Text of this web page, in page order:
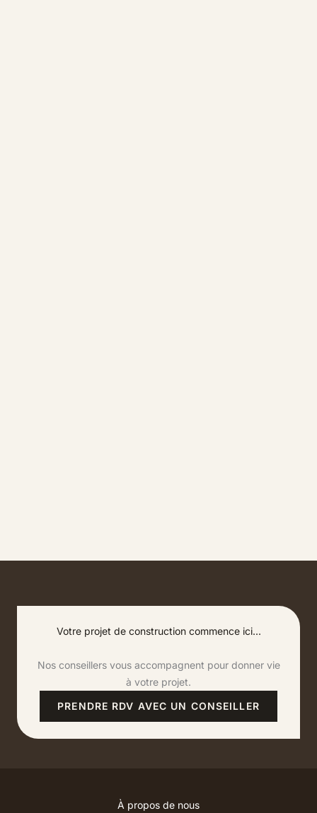
Votre projet de construction commence ici...
Nos conseillers vous accompagnent pour donner vie
à votre projet.
PRENDRE RDV AVEC UN CONSEILLER
À propos de nous